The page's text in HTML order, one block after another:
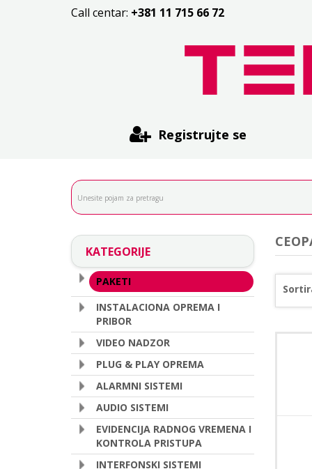
Call centar: +381 11 715 66 72
Registrujte se
KATEGORIJE
PAKETI
INSTALACIONA OPREMA I
PRIBOR
VIDEO NADZOR
PLUG & PLAY OPREMA
ALARMNI SISTEMI
AUDIO SISTEMI
EVIDENCIJA RADNOG VREMENA I
KONTROLA PRISTUPA
INTERFONSKI SISTEMI